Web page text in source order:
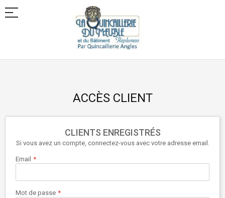
Allez
ACCÈS CLIENT
CLIENTS ENREGISTRÉS
Si vous avez un compte, connectez-vous avec votre adresse email.
Email
Mot de passe